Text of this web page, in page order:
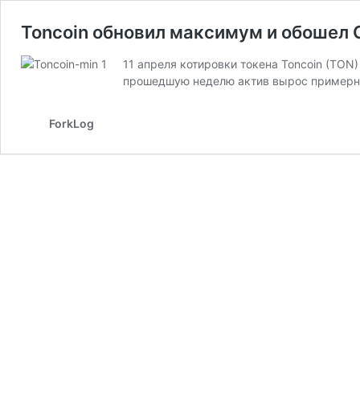
Toncoin обновил максимум и обошел
11 апреля котировки токена Toncoin
прошедшую неделю актив вырос
ForkLog